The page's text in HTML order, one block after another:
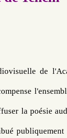
de
la poésie